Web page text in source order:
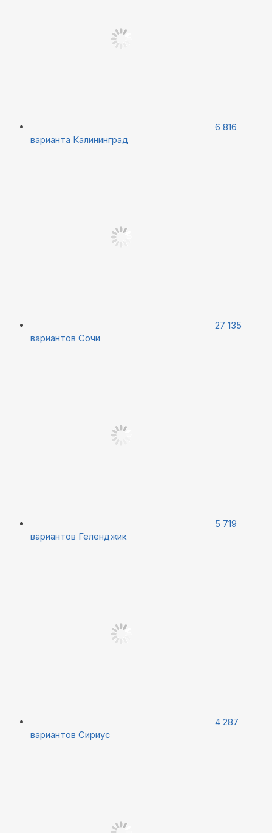
6 816
варианта Калининград
27 135
вариантов Сочи
5 719
вариантов Геленджик
4 287
вариантов Сириус